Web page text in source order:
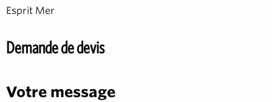
Esprit Mer
Demande de devis
Votre message